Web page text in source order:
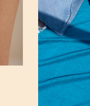
gel sulla cellulite